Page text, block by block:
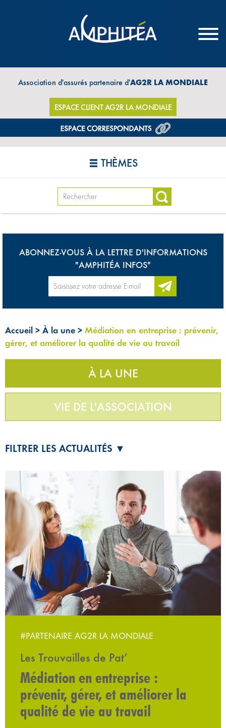
Association d'assurés partenaire d'AG2R LA MONDIALE
ESPACE CLIENT AG2R LA MONDIALE
THÈMES
ABONNEZ-VOUS À LA LETTRE D'INFORMATIONS
"AMPHITÉA INFOS"
Accueil > À la une > Médiation en entreprise : prévenir,
gérer, et améliorer la qualité de vie au travail
À LA UNE
VIE DE L'ASSOCIATION
FILTRER LES ACTUALITÉS ▼
#PARTENAIRE AG2R LA MONDIALE
Les Trouvailles de Pat’
Médiation en entreprise :
prévenir, gérer, et améliorer la
qualité de vie au travail